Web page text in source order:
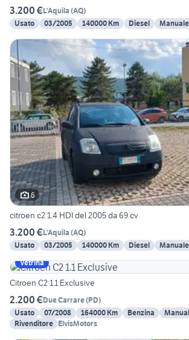
3.200 €L'Aquila (AQ)
Usato
03/2005 140000 Km Diesel Manuale
6
citroen c2 1.4 HDI del 2005 da 69 cv
3.200 €L'Aquila (AQ)
Usato
03/2005 140000 Km Diesel Manuale
Vetrina
Citroen C2 1.1 Exclusive
2.200 €Due Carrare(PD)
Usato
07/2008 164000 Km Benzina
Rivenditore ElvisMotors